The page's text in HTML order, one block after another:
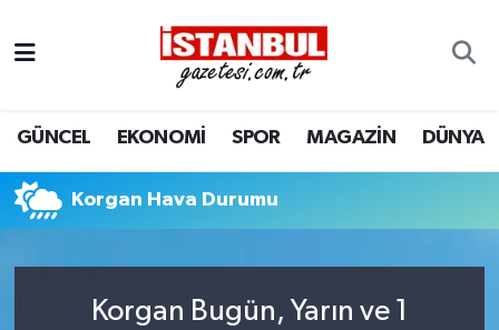
GÜNCEL EKONOMİ SPOR MAGAZİN DÜNYA
Korgan Hava Durumu
Korgan Bugün, Yarın ve 1
EKONOMİ
İSTANBUL
SPOR
Nöbetçi Eczaneler
Hava Durumu
Trafik Durumu
Tüm Manşetler